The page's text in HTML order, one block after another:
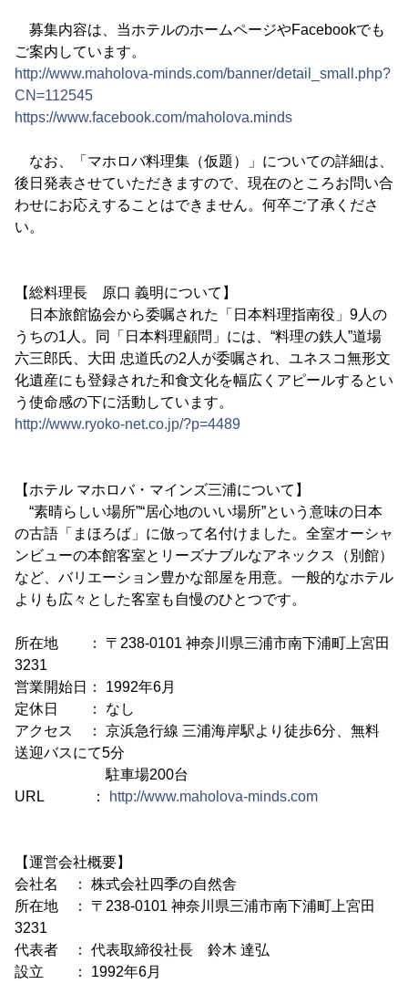
募集内容は、当ホテルのホームページやFacebookでも
ご案内しています。
http://www.maholova-minds.com/banner/detail_small.php?
CN=112545
https://www.facebook.com/maholova.minds
なお、「マホロバ料理集（仮題）」についての詳細は、
後日発表させていただきますので、現在のところお問い合
わせにお応えすることはできません。何卒ご了承くださ
い。
【総料理長 原口 義明について】
日本旅館協会から委嘱された「日本料理指南役」9人の
うちの1人。同「日本料理顧問」には、“料理の鉄人”道場
六三郎氏、大田 忠道氏の2人が委嘱され、ユネスコ無形文
化遺産にも登録された和食文化を幅広くアピールするとい
う使命感の下に活動しています。
http://www.ryoko-net.co.jp/?p=4489
【ホテル マホロバ・マインズ三浦について】
“素晴らしい場所”“居心地のいい場所”という意味の日本
の古語「まほろば」に倣って名付けました。全室オーシャ
ンビューの本館客室とリーズナブルなアネックス（別館）
など、バリエーション豊かな部屋を用意。一般的なホテル
よりも広々とした客室も自慢のひとつです。
所在地 ： 〒238-0101 神奈川県三浦市南下浦町上宮田
3231
営業開始日： 1992年6月
定休日 ： なし
アクセス ： 京浜急行線 三浦海岸駅より徒歩6分、無料
送迎バスにて5分
駐車場200台
URL ：
http://www.maholova-minds.com
【運営会社概要】
会社名 ： 株式会社四季の自然舎
所在地 ： 〒238-0101 神奈川県三浦市南下浦町上宮田
3231
代表者 ： 代表取締役社長 鈴木 達弘
設立 ： 1992年6月